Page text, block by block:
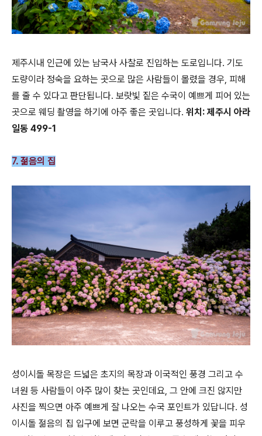
제주시내 인근에 있는 남국사 사찰로 진입하는 도로입니다. 기도
도량이라 정숙을 요하는 곳으로 많은 사람들이 몰렸을 경우, 피해
를 줄 수 있다고 판단됩니다. 보랏빛 짙은 수국이 예쁘게 피어 있는
곳으로 웨딩 촬영을 하기에 아주 좋은 곳입니다. 위치: 제주시 아라
일동 499-1
7. 젊음의 집
성이시돌 목장은 드넓은 초지의 목장과 이국적인 풍경 그리고 수
녀원 등 사람들이 아주 많이 찾는 곳인데요, 그 안에 크진 않지만
사진을 찍으면 아주 예쁘게 잘 나오는 수국 포인트가 있답니다. 성
이시돌 젊음의 집 입구에 보면 군락을 이루고 풍성하게 꽃을 피우